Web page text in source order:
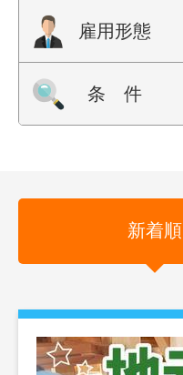
雇用形態
条 件
新着順